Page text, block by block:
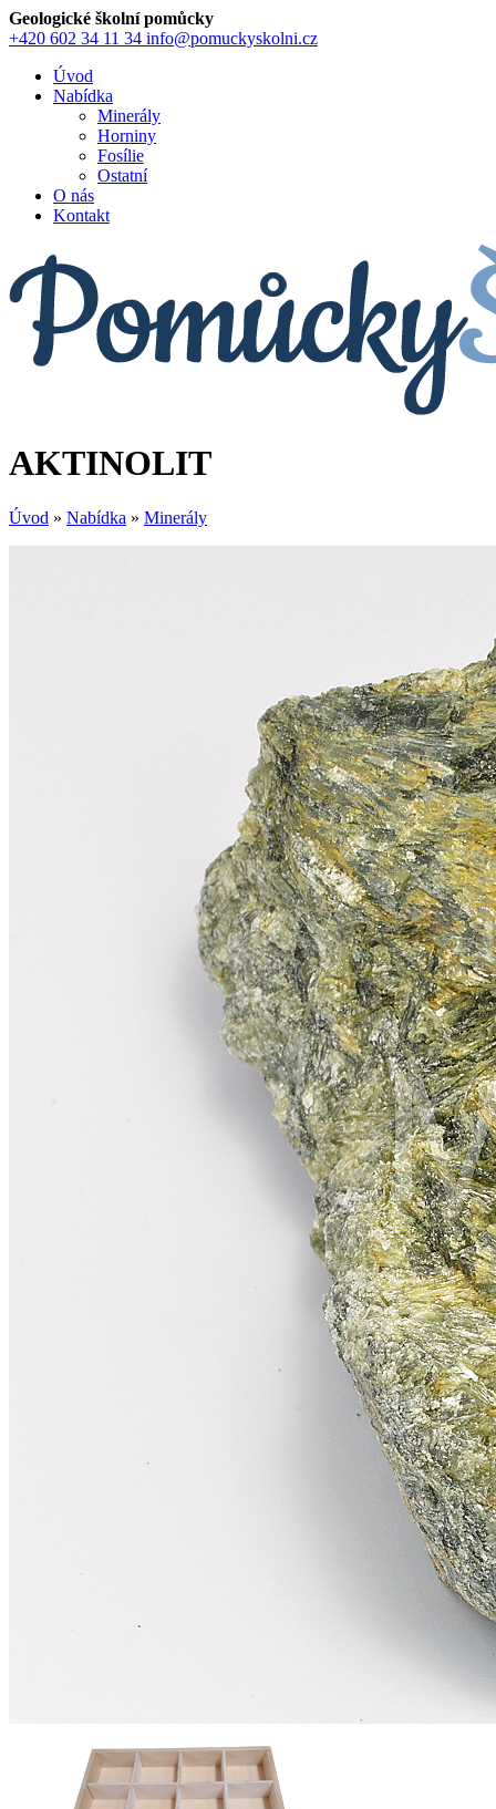
Geologické školní pomůcky
+420 602 34 11 34 info@pomuckyskolni.cz
Úvod
Nabídka
Minerály
Horniny
Fosílie
Ostatní
O nás
Kontakt
AKTINOLIT
Úvod » Nabídka » Minerály